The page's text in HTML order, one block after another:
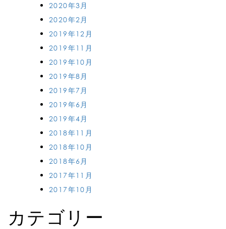
2020年3月
2020年2月
2019年12月
2019年11月
2019年10月
2019年8月
2019年7月
2019年6月
2019年4月
2018年11月
2018年10月
2018年6月
2017年11月
2017年10月
カテゴリー